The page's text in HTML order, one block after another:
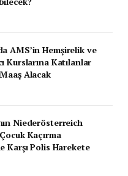
AMS’in Hemşirelik ve
Kurslarına Katılanlar
Alacak
Niederösterreich
Kaçırma
Karşı Polis Harekete